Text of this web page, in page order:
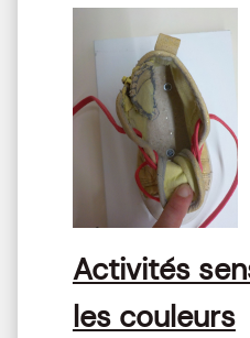
Activités
les couleurs